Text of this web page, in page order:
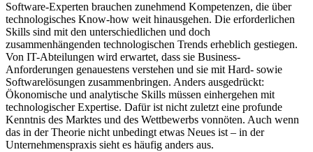
Software-Experten brauchen zunehmend Kompetenzen, die über
technologisches Know-how weit hinausgehen. Die erforderlichen
Skills sind mit den unterschiedlichen und doch
zusammenhängenden technologischen Trends erheblich gestiegen.
Von IT-Abteilungen wird erwartet, dass sie Business-
Anforderungen genauestens verstehen und sie mit Hard- sowie
Softwarelösungen zusammenbringen. Anders ausgedrückt:
Ökonomische und analytische Skills müssen einhergehen mit
technologischer Expertise. Dafür ist nicht zuletzt eine profunde
Kenntnis des Marktes und des Wettbewerbs vonnöten. Auch wenn
das in der Theorie nicht unbedingt etwas Neues ist – in der
Unternehmenspraxis sieht es häufig anders aus.